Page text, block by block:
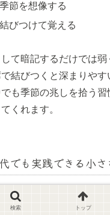
節を想像する
びつけて覚える
て暗記するだけでは弱
結びつくと深まりや
も季節の兆しを拾う習
くれます。
でも実践できる小さ
常へ生かすには、大きな
検索 トップ